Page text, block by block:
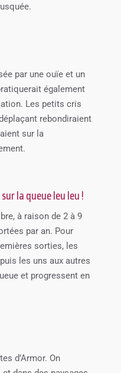
par une ouïe et un
également
Les petits cris
rebondiraient
sur la
la queue leu leu !
à raison de 2 à 9
par an. Pour
sorties, les
les uns aux autres
et progressent en
d’Armor. On